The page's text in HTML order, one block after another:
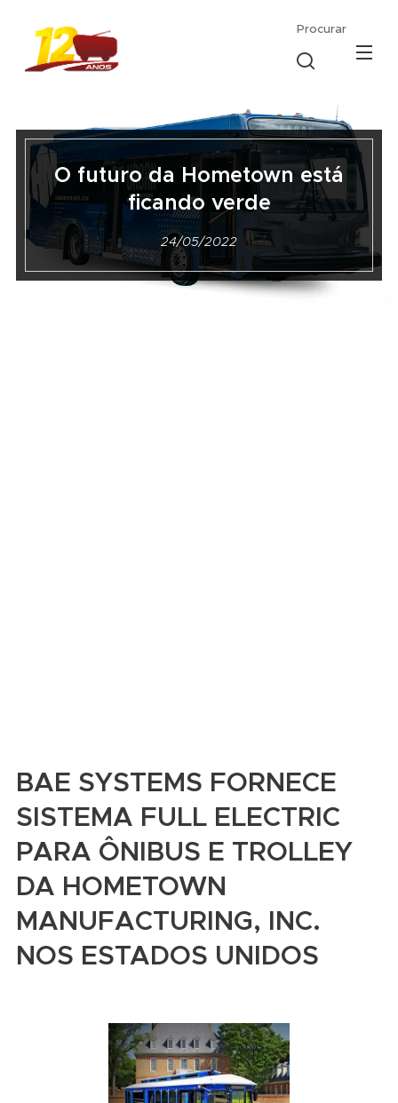
Procurar
O futuro da Hometown está
ficando verde
24/05/2022
BAE SYSTEMS FORNECE
SISTEMA FULL ELECTRIC
PARA ÔNIBUS E TROLLEY
DA HOMETOWN
MANUFACTURING, INC.
NOS ESTADOS UNIDOS